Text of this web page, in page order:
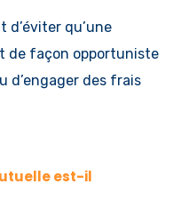
d’éviter qu’une
de façon opportuniste
d’engager des frais
est-il